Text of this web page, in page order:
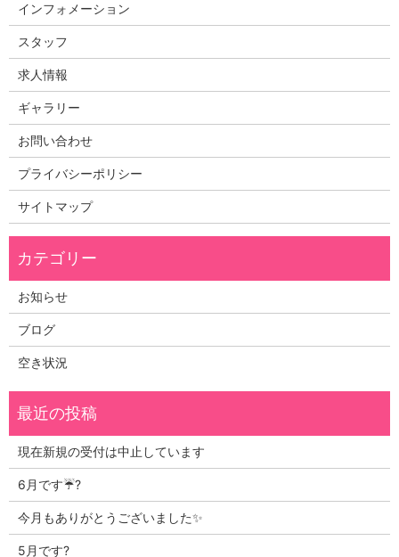
インフォメーション
スタッフ
求人情報
ギャラリー
お問い合わせ
プライバシーポリシー
サイトマップ
お知らせ
ブログ
空き状況
現在新規の受付は中止しています
6月です☔?
今月もありがとうございました✨
5月です?